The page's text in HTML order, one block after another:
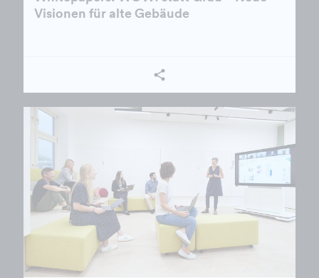
Visionen für alte Gebäude